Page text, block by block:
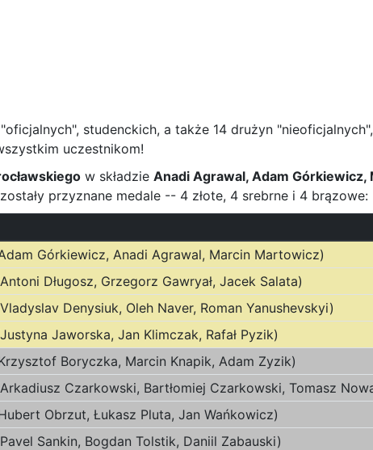
studenckich, a także 14 drużyn
uczestnikom!
w składzie Anadi Agrawal, Adam
przyznane medale -- 4 złote, 4 srebrne i 4 brązowe:
Górkiewicz, Anadi Agrawal, Marcin Martowicz)
Długosz, Grzegorz Gawryał, Jacek Salata)
Denysiuk, Oleh Naver, Roman Yanushevskyi)
Jaworska, Jan Klimczak, Rafał Pyzik)
Boryczka, Marcin Knapik, Adam Zyzik)
Czarkowski, Bartłomiej Czarkowski, Tomasz
Obrzut, Łukasz Pluta, Jan Wańkowicz)
Sankin, Bogdan Tolstik, Daniil Zabauski)